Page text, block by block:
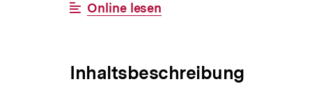
Interner
Online lesen
Inhaltsbeschreibung